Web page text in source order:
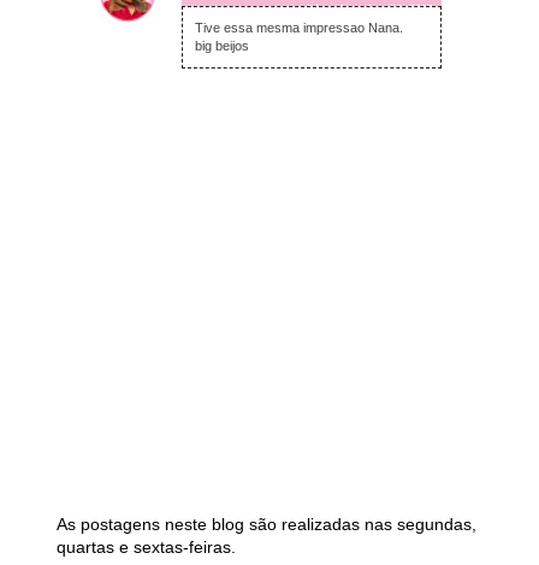
terça-feira, dezembro 06, 2022
Tive essa mesma impressao Nana.
big beijos
As postagens neste blog são realizadas nas segundas,
quartas e sextas-feiras.